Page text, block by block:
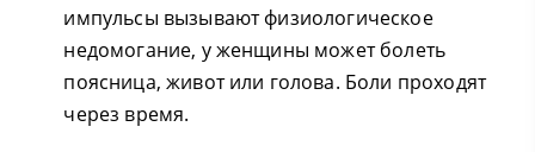
импульсы вызывают физиологическое
недомогание, у женщины может болеть
поясница, живот или голова. Боли проходят
через время.